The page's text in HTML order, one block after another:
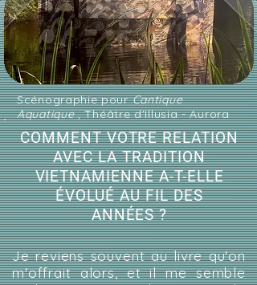
Scénographie pourCantique
Aquatique, Théâtre d'Illusia - Aurora
COMMENT VOTRE RELATION
AVEC LA TRADITION
VIETNAMIENNE A-T-ELLE
ÉVOLUÉ AU FIL DES
ANNÉES ?
Je reviens souvent au livre qu'on
m'offrait alors, et il me semble